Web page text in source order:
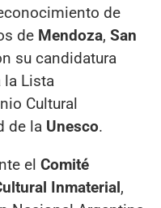
de
de Mendoza, San
su candidatura
la Lista
Cultural
de la Unesco.
el Comité
Inmaterial,